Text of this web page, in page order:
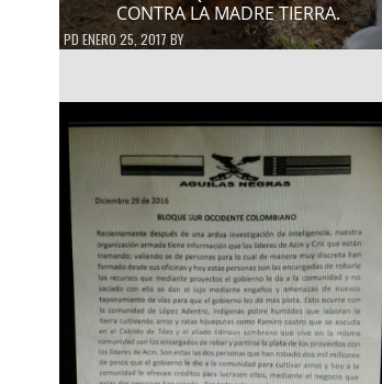
CONTRA LA MADRE TIERRA.
PDENERO 25, 2017 BY